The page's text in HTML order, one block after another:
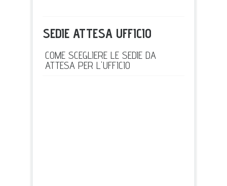
SEDIE ATTESA UFFICIO
COME SCEGLIERE LE SEDIE DA
ATTESA PER L'UFFICIO